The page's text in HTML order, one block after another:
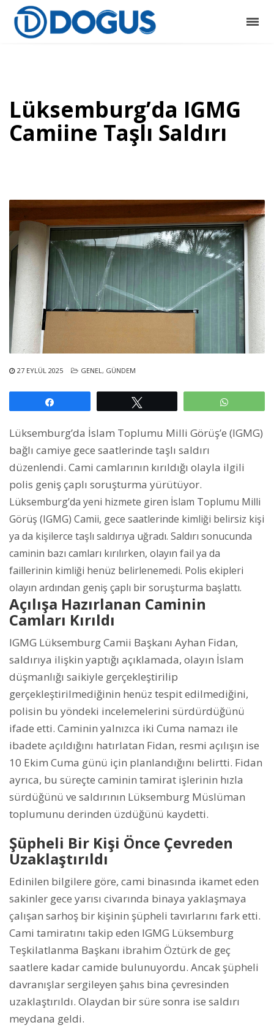
Lüksemburg’da IGMG
Camiine Taşlı Saldırı
27 EYLÜL 2025 GENEL , GÜNDEM
Lüksemburg’da İslam Toplumu Milli Görüş’e (IGMG)
bağlı camiye gece saatlerinde taşlı saldırı
düzenlendi. Cami camlarının kırıldığı olayla ilgili
polis geniş çaplı soruşturma yürütüyor.
Lüksemburg’da yeni hizmete giren İslam Toplumu Milli
Görüş (IGMG) Camii, gece saatlerinde kimliği belirsiz kişi
ya da kişilerce taşlı saldırıya uğradı. Saldırı sonucunda
caminin bazı camları kırılırken, olayın fail ya da
faillerinin kimliği henüz belirlenemedi. Polis ekipleri
olayın ardından geniş çaplı bir soruşturma başlattı.
Açılışa Hazırlanan Caminin
Camları Kırıldı
IGMG Lüksemburg Camii Başkanı Ayhan Fidan,
saldırıya ilişkin yaptığı açıklamada, olayın İslam
düşmanlığı saikiyle gerçekleştirilip
gerçekleştirilmediğinin henüz tespit edilmediğini,
polisin bu yöndeki incelemelerini sürdürdüğünü
ifade etti. Caminin yalnızca iki Cuma namazı ile
ibadete açıldığını hatırlatan Fidan, resmi açılışın ise
10 Ekim Cuma günü için planlandığını belirtti. Fidan
ayrıca, bu süreçte caminin tamirat işlerinin hızla
sürdüğünü ve saldırının Lüksemburg Müslüman
toplumunu derinden üzdüğünü kaydetti.
Şüpheli Bir Kişi Önce Çevreden
Uzaklaştırıldı
Edinilen bilgilere göre, cami binasında ikamet eden
sakinler gece yarısı civarında binaya yaklaşmaya
çalışan sarhoş bir kişinin şüpheli tavırlarını fark etti.
Cami tamiratını takip eden IGMG Lüksemburg
Teşkilatlanma Başkanı ibrahim Öztürk de geç
saatlere kadar camide bulunuyordu. Ancak şüpheli
davranışlar sergileyen şahıs bina çevresinden
uzaklaştırıldı. Olaydan bir süre sonra ise saldırı
meydana geldi.